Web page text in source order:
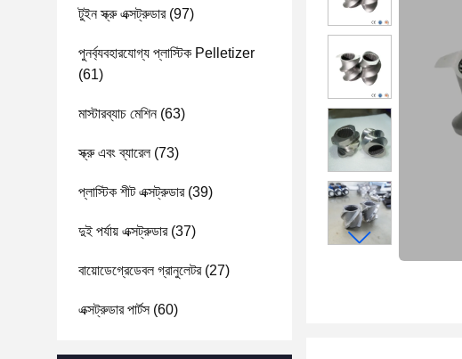
টুইন স্ক্রু এক্সট্রুডার(97)
পুনর্ব্যবহারযোগ্য প্লাস্টিক Pelletizer
(61)
মাস্টারব্যাচ মেশিন(63)
স্ক্রু এবং ব্যারেল(73)
প্লাস্টিক শীট এক্সট্রুডার(39)
দুই পর্যায় এক্সট্রুডার(37)
বায়োডেগ্রেডেবল গ্রানুলেটর(27)
এক্সট্রুডার পার্টস(60)